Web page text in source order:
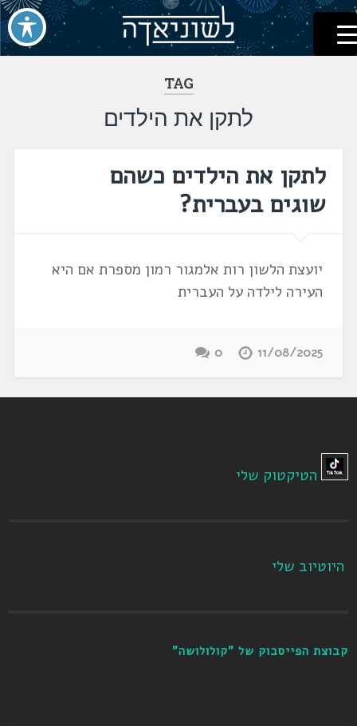
דלג
לתוכן
לשוניאדה
עברית. לשון. שפה
TAG
לתקן את הילדים
לתקן את הילדים כשהם
שוגים בעברית?
יועצת הלשון רות אלמגור רמון מספרת אם היא
העירה לילדה על העברית
11/08/2025
0
הטיקטוק שלי
היוטיוב שלי
קבוצת הפייסבוק של "קולולושה"